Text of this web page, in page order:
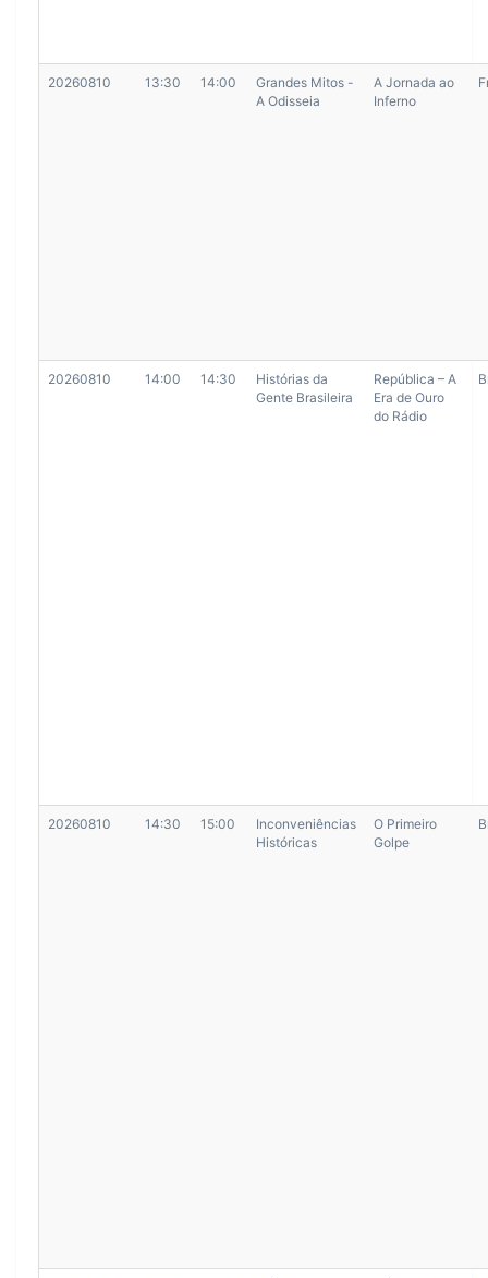
20260810 13:30 14:00
Grandes Mitos -
A Odisseia
A Jornada ao
Inferno
20260810 14:00 14:30
Histórias da
Gente Brasileira
República – A
Era de Ouro
do Rádio
20260810 14:30 15:00
Inconveniências
Históricas
O Primeiro
Golpe